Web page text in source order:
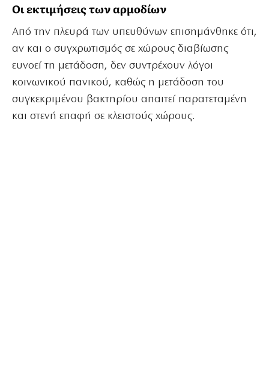
Οι εκτιμήσεις των αρμοδίων
Από την πλευρά των υπευθύνων επισημάνθηκε ότι,
αν και ο συγχρωτισμός σε χώρους διαβίωσης
ευνοεί τη μετάδοση, δεν συντρέχουν λόγοι
κοινωνικού πανικού, καθώς η μετάδοση του
συγκεκριμένου βακτηρίου απαιτεί παρατεταμένη
και στενή επαφή σε κλειστούς χώρους.